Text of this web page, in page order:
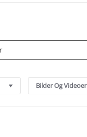
Bilder Og Videoer